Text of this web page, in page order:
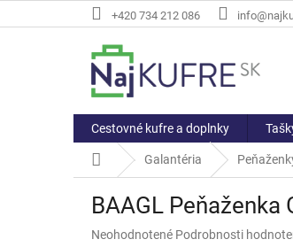
na
+420 734 212 086
Cestovné kufre a doplnky
DomovGalantéria
BAAGL Peňaženka
Priemerné
Neohodnotené Podrobnosti